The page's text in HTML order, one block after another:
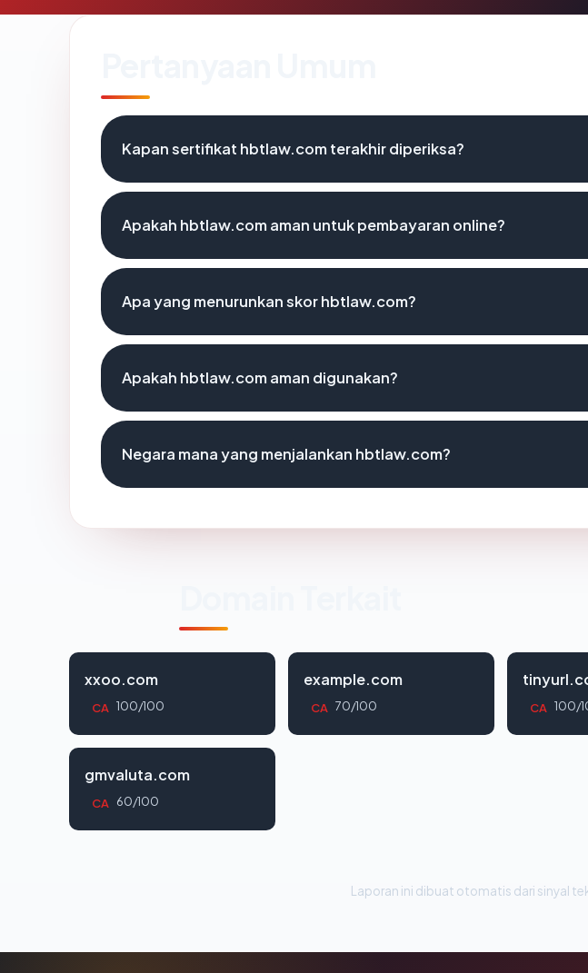
Kapan sertifikat hbtlaw.com terakhir diperiksa?
Apakah hbtlaw.com aman untuk pembayaran online?
Apa yang menurunkan skor hbtlaw.com?
Apakah hbtlaw.com aman digunakan?
Negara mana yang menjalankan hbtlaw.com?
xxoo.com
CA 100/100
example.com
CA 70/100 CA 100/
gmvaluta.com
CA 60/100
Laporan ini dibuat otomatis dari sinyal